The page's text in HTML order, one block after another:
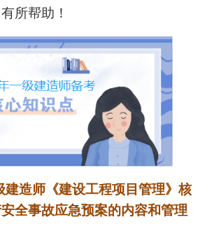
所帮助！
建造师《建设工程项目管理》核
全事故应急预案的内容和管理